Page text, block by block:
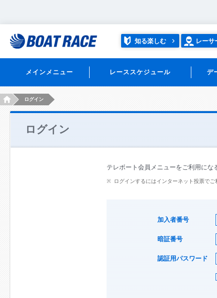
知る楽しむ レーサ
メインメニュー レーススケジュール デ
HOMEログイン
ログイン
テレボート会員メニューをご利用にな
ログインするにはインターネット投票で
加入者番号
暗証番号
認証用パスワード